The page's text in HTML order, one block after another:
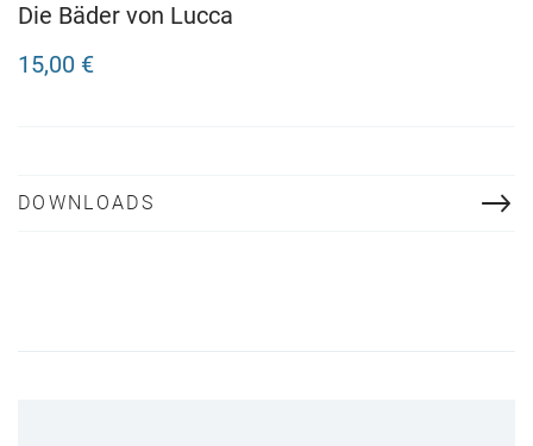
Die Bäder von Lucca
15,00 €
DOWNLOADS